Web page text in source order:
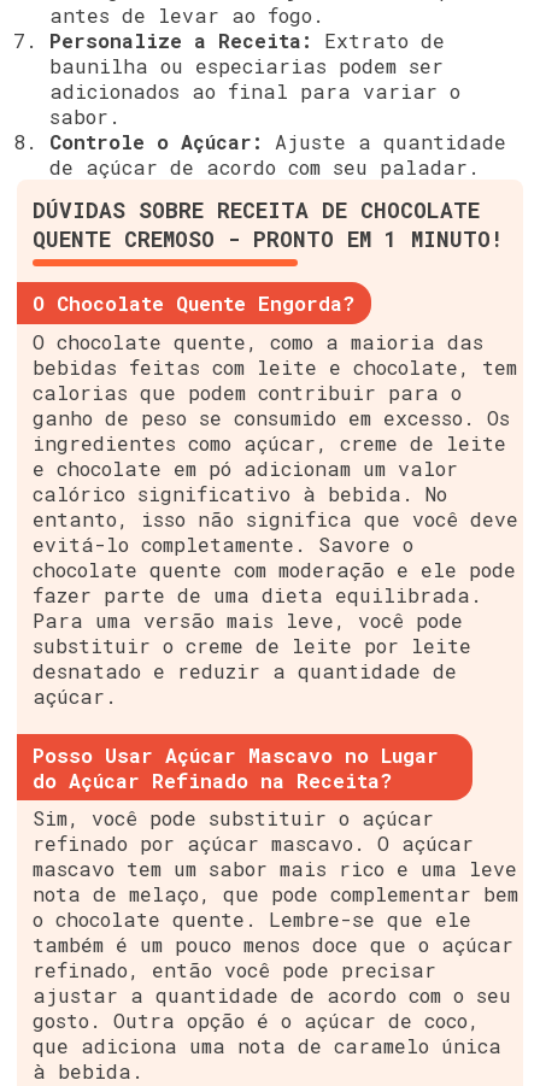
antes de levar ao fogo.
Personalize a Receita:
Extrato de
baunilha ou especiarias podem ser
adicionados ao final para variar o
sabor.
Controle o Açúcar:
Ajuste a quantidade
de açúcar de acordo com seu paladar.
DÚVIDAS SOBRE RECEITA DE CHOCOLATE
QUENTE CREMOSO - PRONTO EM 1 MINUTO!
O Chocolate Quente Engorda?
O chocolate quente, como a maioria das
bebidas feitas com leite e chocolate, tem
calorias que podem contribuir para o
ganho de peso se consumido em excesso. Os
ingredientes como açúcar, creme de leite
e chocolate em pó adicionam um valor
calórico significativo à bebida. No
entanto, isso não significa que você deve
evitá-lo completamente. Savore o
chocolate quente com moderação e ele pode
fazer parte de uma dieta equilibrada.
Para uma versão mais leve, você pode
substituir o creme de leite por leite
desnatado e reduzir a quantidade de
açúcar.
Posso Usar Açúcar Mascavo no Lugar
do Açúcar Refinado na Receita?
Sim, você pode substituir o açúcar
refinado por açúcar mascavo. O açúcar
mascavo tem um sabor mais rico e uma leve
nota de melaço, que pode complementar bem
o chocolate quente. Lembre-se que ele
também é um pouco menos doce que o açúcar
refinado, então você pode precisar
ajustar a quantidade de acordo com o seu
gosto. Outra opção é o açúcar de coco,
que adiciona uma nota de caramelo única
à bebida.